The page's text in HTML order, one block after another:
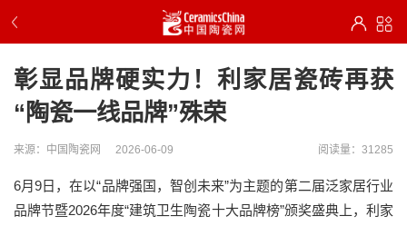
彰显品牌硬实力！利家居瓷砖再获
“陶瓷一线品牌”殊荣
来源：中国陶瓷网 2026-06-09 阅读量：31285
6月9日，在以“品牌强国，智创未来”为主题的第二届泛家居行业
品牌节暨2026年度“建筑卫生陶瓷十大品牌榜”颁奖盛典上，利家